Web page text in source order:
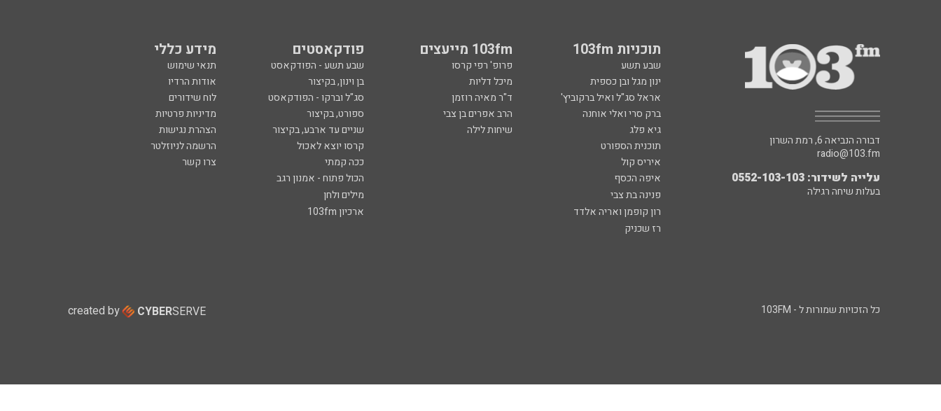
תוכניות 103fm 103fm מייעצים פודקאסטים מידע כללי
שבע תשע פרופ' רפי קרסו שבע תשע - הפודקאסט
תנאי שימוש
ינון מגל ובן כספית
מיכל דליות בן וינון, בקיצור
אודות הרדיו
אראל סג"ל ואיל ברקוביץ'
ד"ר מאיה רוזמן סג"ל וברקו - הפודקאסט
לוח שידורים
ברק סרי ואלי אוחנה
הרב אפרים בן צבי ספורט, בקיצור
מדיניות פרטיות
גיא פלג
שיחות לילה שניים עד ארבע, בקיצור
הצהרת נגישות
תוכנית הספורט
קרסו יוצא לאכול
הרשמה לניוזלטר
איריס קול
ככה קמתי
צרו קשר
איפה הכסף
הכול פתוח - אמנון רגב
פנינה בת צבי
מילים ולחן
רון קופמן ואריה אלדד
ארכיון 103fm
רז שכניק
דבורה הנביאה 6, רמת השרון
radio@103.fm
עלייה לשידור: 0552-103-103
בעלות שיחה רגילה
כל הזכויות שמורות ל - 103FM created by CYBERSERVE